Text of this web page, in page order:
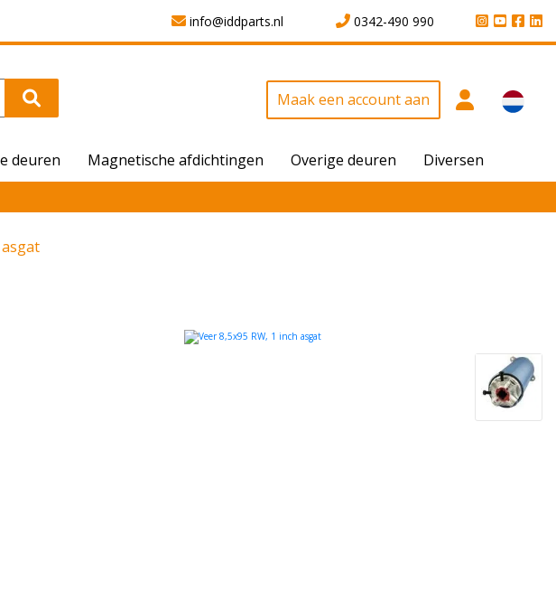
info@iddparts.nl 0342-490 990
Maak een account aan
deuren Magnetische afdichtingen Overige deuren Diversen
asgat